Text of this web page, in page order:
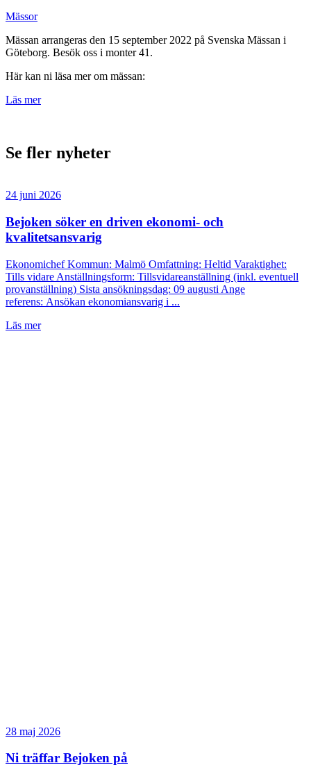
Mässor
Mässan arrangeras den 15 september 2022 på Svenska Mässan i
Göteborg. Besök oss i monter 41.
Här kan ni läsa mer om mässan:
Läs mer
Se fler nyheter
24 juni 2026
Bejoken söker en driven ekonomi- och
kvalitetsansvarig
Ekonomichef Kommun: Malmö Omfattning: Heltid Varaktighet:
Tills vidare Anställningsform: Tillsvidareanställning (inkl. eventuell
provanställning) Sista ansökningsdag: 09 augusti Ange
referens: Ansökan ekonomiansvarig i ...
Läs mer
28 maj 2026
Ni träffar Bejoken på